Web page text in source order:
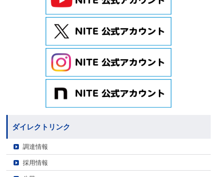
ダイレクトリンク
調達情報
採用情報